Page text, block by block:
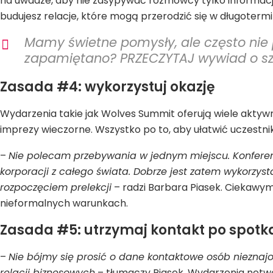
budujesz relacje, które mogą przerodzić się w
Mamy świetne pomysły, ale często
zapamiętano? PRZECZYTAJ wywiad
Zasada #4: wykorzystuj okazję
Wydarzenia takie jak Wolves Summit oferują wiele
imprezy wieczorne. Wszystko po to, aby ułatwić
– Nie polecam przebywania w jednym miejscu.
korporacji z całego świata. Dobrze jest zatem
rozpoczęciem prelekcji – radzi Barbara Piasek.
nieformalnych warunkach.
Zasada #5: utrzymaj kontakt po
– Nie bójmy się prosić o dane kontaktowe osób